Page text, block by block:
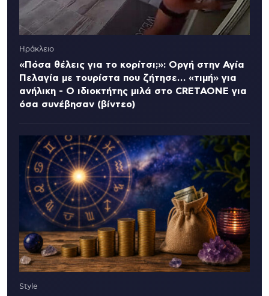
Ηράκλειο
«Πόσα θέλεις για το κορίτσι;»: Οργή στην Αγία
Πελαγία με τουρίστα που ζήτησε… «τιμή» για
ανήλικη - Ο ιδιοκτήτης μιλά στο CRETAONE για
όσα συνέβησαν (βίντεο)
Style